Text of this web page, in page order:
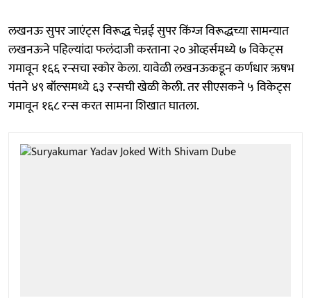
लखनऊ सुपर जाएंट्स विरूद्ध चेन्नई सुपर किंग्ज विरूद्धच्या सामन्यात
लखनऊने पहिल्यांदा फलंदाजी करताना २० ओव्हर्समध्ये ७ विकेट्स
गमावून १६६ रन्सचा स्कोर केला. यावेळी लखनऊकडून कर्णधार ऋषभ
पंतने ४९ बॉल्समध्ये ६३ रन्सची खेळी केली. तर सीएसकने ५ विकेट्स
गमावून १६८ रन्स करत सामना शिखात घातला.